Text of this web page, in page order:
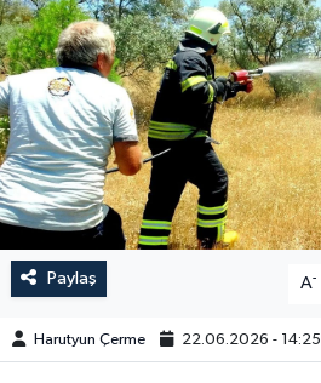
Paylaş A-
Harutyun Çerme 22.06.2026 - 14:25